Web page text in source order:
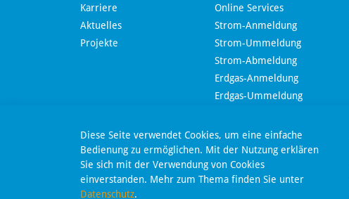
Karriere
Aktuelles
Projekte
Online Services
Strom-Anmeldung
Strom-Ummeldung
Strom-Abmeldung
Erdgas-Anmeldung
Erdgas-Ummeldung
Online-Kündigung
Online-Widerruf
SEPA-Lastschriftmandat
Diese Seite verwendet Cookies, um eine einfache
Bedienung zu ermöglichen. Mit der Nutzung erklären
Sie sich mit der Verwendung von Cookies
einverstanden. Mehr zum Thema finden Sie unter
Datenschutz.
Chatbots. Mit dem Laden des Chatbots erklären Sie
sich mit derDatenschutzerklärung von Langdock
einverstanden.
Nachricht senden
Dieser Chatbot basiert auf Künstlicher Intelligenz (KI). KI-
generierte Antworten können Fehler enthalten. Weitere
Informationen zur Nutzung finden Sie unter